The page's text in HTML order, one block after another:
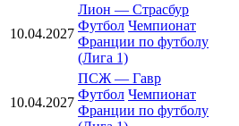
10.04.2027
Лион — Страсбур
Футбол Чемпионат
Франции по футболу
(Лига 1)
10.04.2027
ПСЖ — Гавр
Футбол Чемпионат
Франции по футболу